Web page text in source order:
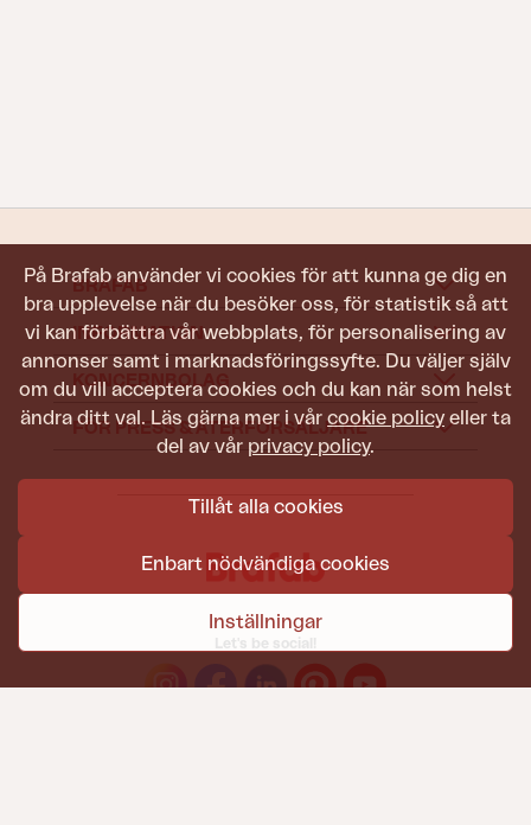
På Brafab använder vi cookies för att kunna ge dig en
bra upplevelse när du besöker oss, för statistik så att
vi kan förbättra vår webbplats, för personalisering av
annonser samt i marknadsföringssyfte. Du väljer själv
om du vill acceptera cookies och du kan när som helst
ändra ditt val. Läs gärna mer i vår cookie policy eller ta
del av vår privacy policy.
Tillåt alla cookies
Enbart nödvändiga cookies
Inställningar
BRAFAB
INFORMATION
KONCERNBOLAG
FÖR PRESS & ÅTERFÖRSÄLJARE
Let's be social!